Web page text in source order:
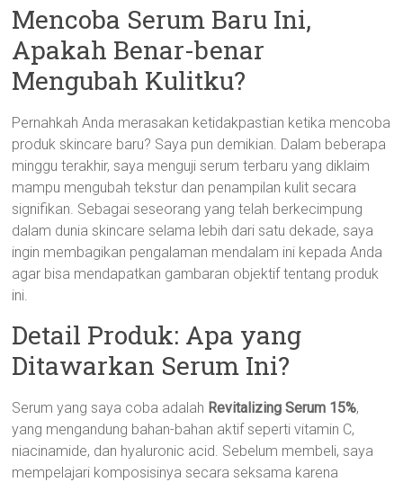
Mencoba Serum Baru Ini,
Apakah Benar-benar
Mengubah Kulitku?
Pernahkah Anda merasakan ketidakpastian ketika mencoba
produk skincare baru? Saya pun demikian. Dalam beberapa
minggu terakhir, saya menguji serum terbaru yang diklaim
mampu mengubah tekstur dan penampilan kulit secara
signifikan. Sebagai seseorang yang telah berkecimpung
dalam dunia skincare selama lebih dari satu dekade, saya
ingin membagikan pengalaman mendalam ini kepada Anda
agar bisa mendapatkan gambaran objektif tentang produk
ini.
Detail Produk: Apa yang
Ditawarkan Serum Ini?
Serum yang saya coba adalah Revitalizing Serum 15%,
yang mengandung bahan-bahan aktif seperti vitamin C,
niacinamide, dan hyaluronic acid. Sebelum membeli, saya
mempelajari komposisinya secara seksama karena